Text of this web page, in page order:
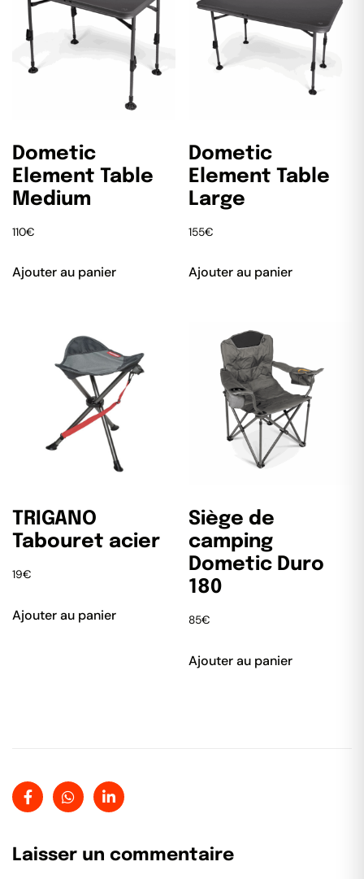
Dometic
Element Table
Medium
110€
Ajouter au panier
Dometic
Element Table
Large
155€
Ajouter au panier
TRIGANO
Tabouret acier
19€
Ajouter au panier
Siège de
camping
Dometic Duro
180
85€
Ajouter au panier
Laisser un commentaire